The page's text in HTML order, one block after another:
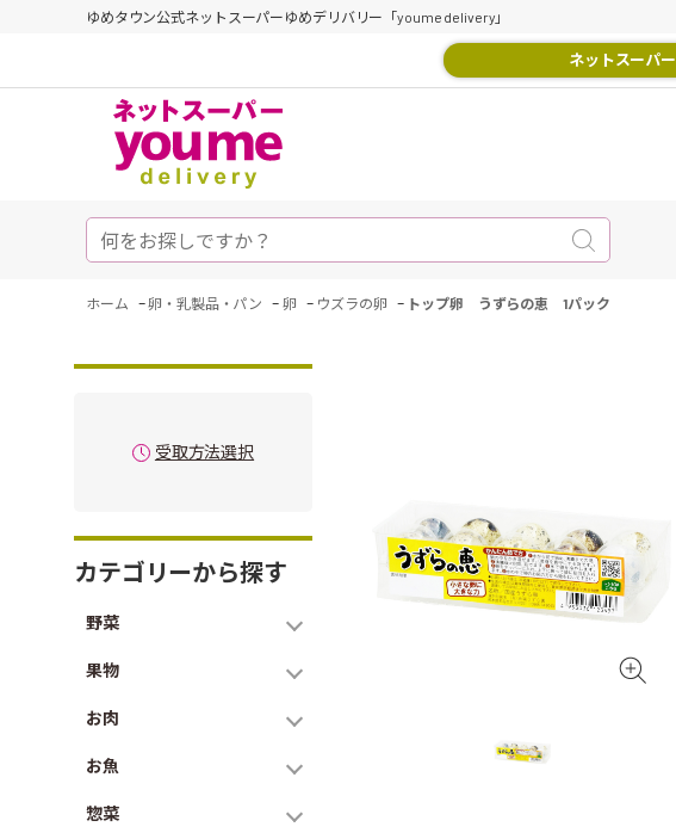
ゆめタウン公式ネットスーパーゆめデリバリー「youme delivery」
ネットスーパー
ホーム -卵・乳製品・パン - 卵 - ウズラの卵 - トップ卵 うずらの恵 1パック
受取方法選択
カテゴリーから探す
野菜
果物
お肉
お魚
惣菜